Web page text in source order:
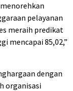
pelayanan
meraih predikat
mencapai 85,02,”
dengan
organisasi